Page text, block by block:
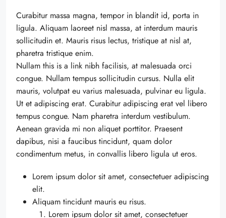
Curabitur massa magna, tempor in blandit id, porta in
ligula. Aliquam laoreet nisl massa, at interdum mauris
sollicitudin et. Mauris risus lectus, tristique at nisl at,
pharetra tristique enim.
Nullam this is a link nibh facilisis, at malesuada orci
congue. Nullam tempus sollicitudin cursus. Nulla elit
mauris, volutpat eu varius malesuada, pulvinar eu ligula.
Ut et adipiscing erat. Curabitur adipiscing erat vel libero
tempus congue. Nam pharetra interdum vestibulum.
Aenean gravida mi non aliquet porttitor. Praesent
dapibus, nisi a faucibus tincidunt, quam dolor
condimentum metus, in convallis libero ligula ut eros.
Lorem ipsum dolor sit amet, consectetuer adipiscing
elit.
Aliquam tincidunt mauris eu risus.
Lorem ipsum dolor sit amet, consectetuer